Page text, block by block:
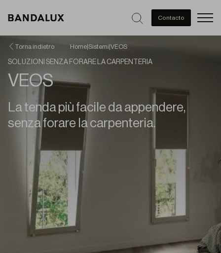
Contacto
Torna indietro Home Sistemi VEOS
SOLUZIONI SENZA FORARE LA CARPENTERIA
VEOS
La tenda più facile da appendere,
senza forare la carpenteria.